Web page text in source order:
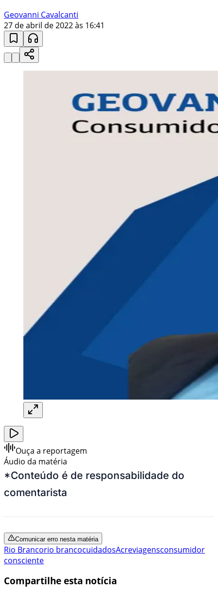
Geovanni Cavalcanti
27 de abril de 2022 às 16:41
Ouça a reportagem
Áudio da matéria
*Conteúdo é de responsabilidade do
comentarista
Comunicar erro nesta matéria
Rio Brancorio brancocuidadosAcreviagensconsumidor
consciente
Compartilhe esta notícia